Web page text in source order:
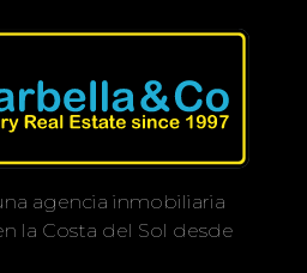
agencia inmobiliaria
la Costa del Sol desde